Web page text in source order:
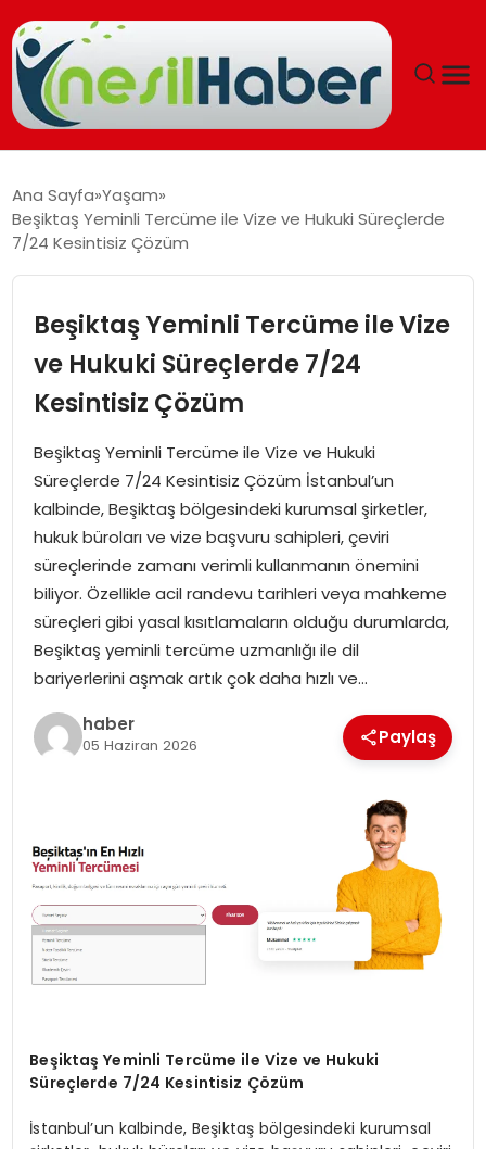
GÜNCEL
EĞITIM
SOSYAL HABER
SPOR
EKONOMI
MAGAZIN
TEKNOLOJI
Ana Sayfa Yaşam
Beşiktaş Yeminli Tercüme ile Vize ve Hukuki Süreçlerde
7/24 Kesintisiz Çözüm
Beşiktaş Yeminli Tercüme ile Vize
ve Hukuki Süreçlerde 7/24
Kesintisiz Çözüm
Beşiktaş Yeminli Tercüme ile Vize ve Hukuki
Süreçlerde 7/24 Kesintisiz Çözüm İstanbul’un
kalbinde, Beşiktaş bölgesindeki kurumsal şirketler,
hukuk büroları ve vize başvuru sahipleri, çeviri
süreçlerinde zamanı verimli kullanmanın önemini
biliyor. Özellikle acil randevu tarihleri veya mahkeme
süreçleri gibi yasal kısıtlamaların olduğu durumlarda,
Beşiktaş yeminli tercüme uzmanlığı ile dil
bariyerlerini aşmak artık çok daha hızlı ve…
haber
05 Haziran 2026 Paylaş
Beşiktaş Yeminli Tercüme ile Vize ve Hukuki
Süreçlerde 7/24 Kesintisiz Çözüm
İstanbul’un kalbinde, Beşiktaş bölgesindeki kurumsal